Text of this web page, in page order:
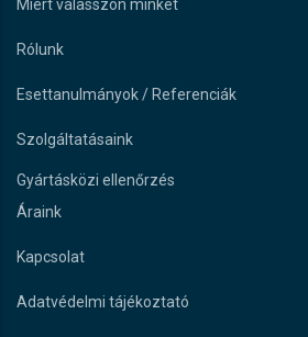
Miért válasszon minket
Rólunk
Esettanulmányok / Referenciák
Szolgáltatásaink
Gyártásközi ellenőrzés
Áraink
Kapcsolat
Adatvédelmi tájékoztató